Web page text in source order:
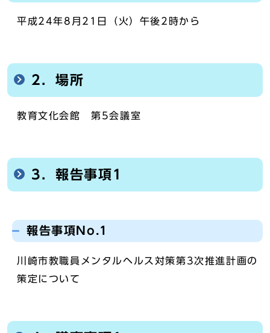
平成24年8月21日（火）午後2時から
2．場所
教育文化会館 第5会議室
3．報告事項1
報告事項No.1
川崎市教職員メンタルヘルス対策第3次推進計画の
策定について